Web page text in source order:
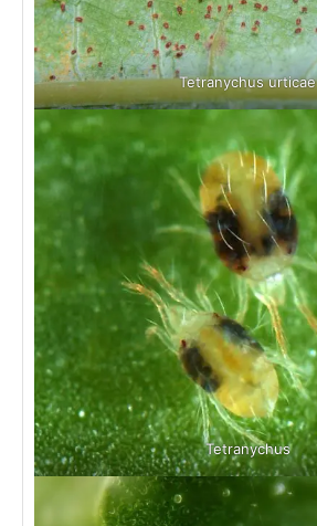
Tetranychus urticae
Tetranychus